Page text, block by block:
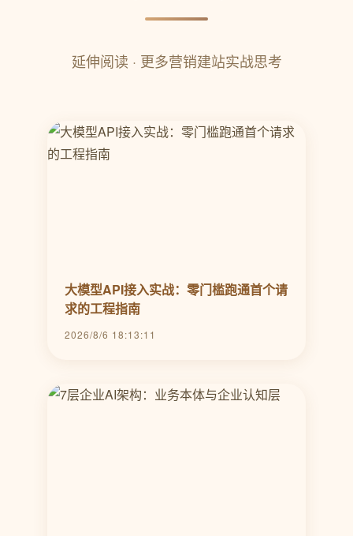
延伸阅读 · 更多营销建站实战思考
大模型API接入实战：零门槛跑通首个请
求的工程指南
2026/8/6 18:13:11